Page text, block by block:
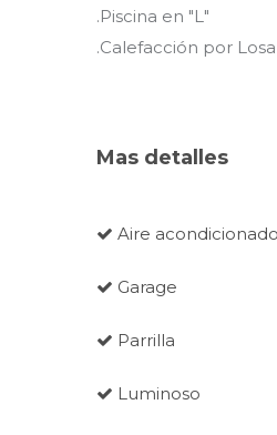
.Piscina en "L"
.Calefacción por
Mas detalles
Aire acondicionado
Garage
Parrilla
Luminoso